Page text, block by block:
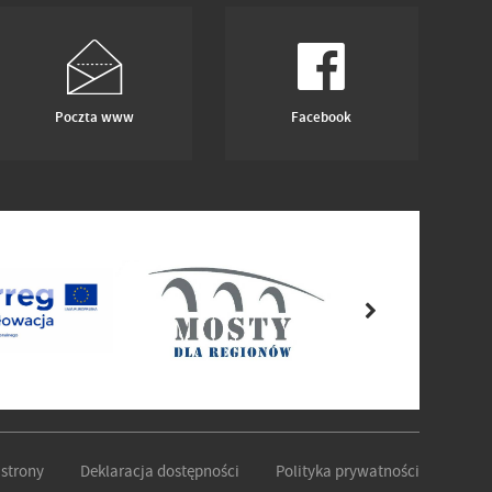
Poczta www Facebook
Deklaracja dostępności Polityka prywatności